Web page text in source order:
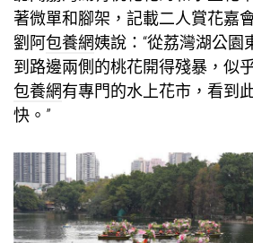
著微單和腳架，記載二人賞花嘉
劉阿包養網姨說：“從荔灣湖公園
到路邊兩側的桃花開得殘暴，似
包養網有專門的水上花市，看到
快。”